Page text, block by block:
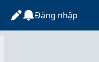
Đăng nhập